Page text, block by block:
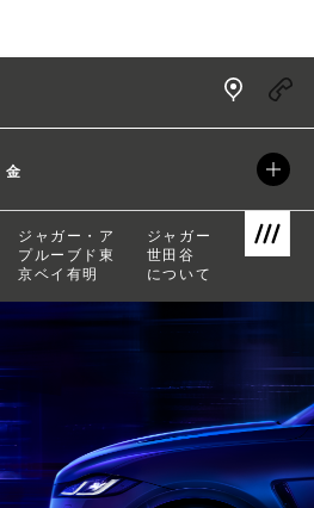
Link
金
ジャガー・ア
プルーブド東
京ベイ有明
ジャガー
世田谷
について